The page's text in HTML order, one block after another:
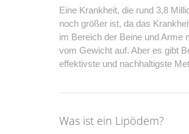
Eine Krankheit, die rund 3,8
noch größer ist, da das
im Bereich der Beine und Arme
vom Gewicht auf. Aber es gibt
effektivste und nachhaltigste
Was ist ein Lipödem?